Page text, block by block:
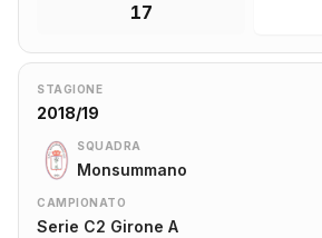
17
STAGIONE
2018/19
SQUADRA
Monsummano
CAMPIONATO
Serie C2 Girone A